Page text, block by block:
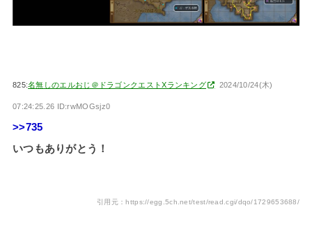
825:名無しのエルおじ＠ドラゴンクエストXランキング 2024/10/24(木)
07:24:25.26 ID:rwMOGsjz0
>>735
いつもありがとう！
引用元：https://egg.5ch.net/test/read.cgi/dqo/1729653688/